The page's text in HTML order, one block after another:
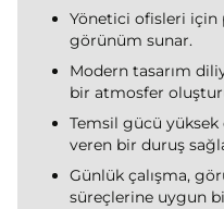
Yönetici ofisleri için
görünüm sunar.
Modern tasarım
bir atmosfer
Temsil gücü yüksek
veren bir duruş
Günlük çalışma,
süreçlerine uygun